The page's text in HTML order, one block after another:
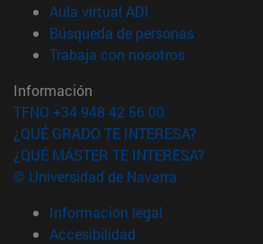
Aula virtual ADI
Búsqueda de personas(abre en
Trabaja con nosotros(abre en
Información
TFNO +34 948 42 56 00
¿QUÉ GRADO TE INTERESA?
¿QUÉ MÁSTER TE INTERESA?
© Universidad de Navarra
Información legal
Accesibilidad